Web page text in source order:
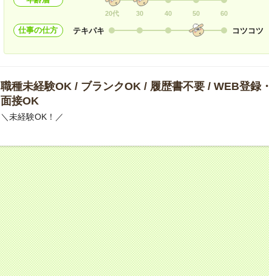
20代 30 40 50 60
仕事の仕方 テキパキ コツコツ
職種未経験OK / ブランクOK / 履歴書不要 / WEB登録・
面接OK
＼未経験OK！／